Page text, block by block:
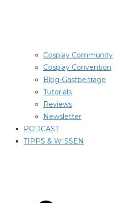
Cosplay Community
Cosplay Convention
Blog-Gastbeiträge
Tutorials
Reviews
Newsletter
PODCAST
TIPPS & WISSEN